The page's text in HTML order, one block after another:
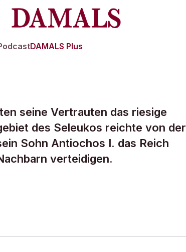
DAMALS Plus
die
seine Vertrauten das riesige
des Seleukos reichte von der
Sohn Antiochos I. das Reich
verteidigen.